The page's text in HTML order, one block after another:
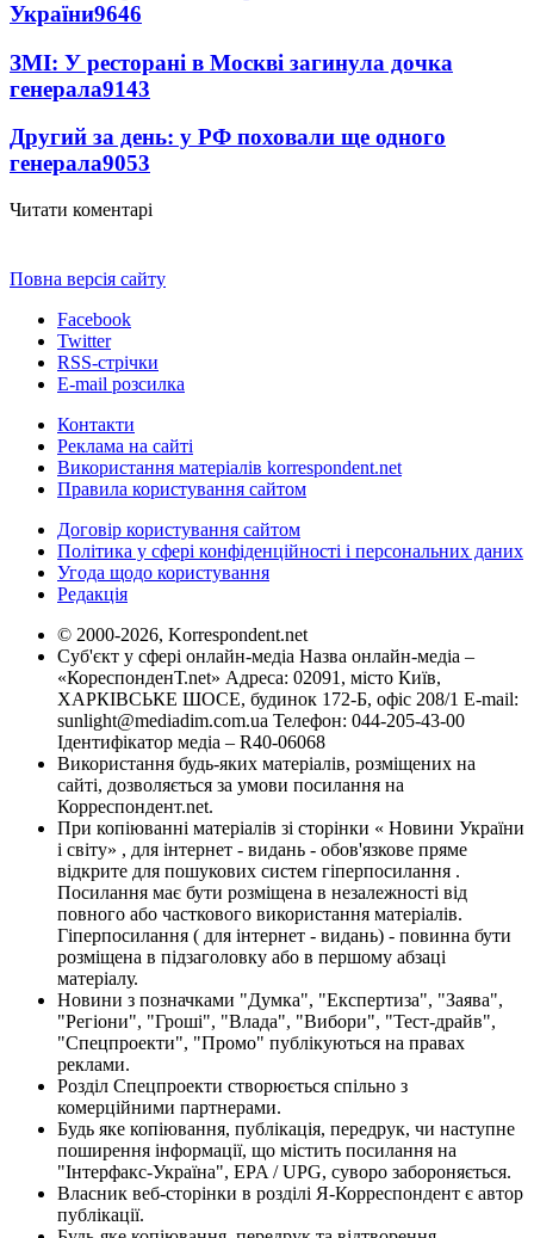
України9646
ЗМІ: У ресторані в Москві загинула дочка
генерала9143
Другий за день: у РФ поховали ще одного
генерала9053
Читати коментарі
Повна версія сайту
Facebook
Twitter
RSS-стрічки
E-mail розсилка
Контакти
Реклама на сайті
Використання матеріалів korrespondent.net
Правила користування сайтом
Договір користування сайтом
Політика у сфері конфіденційності і персональних даних
Угода щодо користування
Редакція
© 2000-2026, Korrespondent.net
Суб'єкт у сфері онлайн-медіа Назва онлайн-медіа –
«КореспонденТ.net» Адреса: 02091, місто Київ,
ХАРКІВСЬКЕ ШОСЕ, будинок 172-Б, офіс 208/1 E-mail:
sunlight@mediadim.com.ua Телефон: 044-205-43-00
Ідентифікатор медіа – R40-06068
Використання будь-яких матеріалів, розміщених на
сайті, дозволяється за умови посилання на
Корреспондент.net.
При копіюванні матеріалів зі сторінки « Новини України
і світу» , для інтернет - видань - обов'язкове пряме
відкрите для пошукових систем гіперпосилання .
Посилання має бути розміщена в незалежності від
повного або часткового використання матеріалів.
Гіперпосилання ( для інтернет - видань) - повинна бути
розміщена в підзаголовку або в першому абзаці
матеріалу.
Новини з позначками "Думка", "Експертиза", "Заява",
"Регіони", "Гроші", "Влада", "Вибори", "Тест-драйв",
"Спецпроекти", "Промо" публікуються на правах
реклами.
Розділ Спецпроекти створюється спільно з
комерційними партнерами.
Будь яке копіювання, публікація, передрук, чи наступне
поширення інформації, що містить посилання на
"Інтерфакс-Україна", EPA / UPG, суворо забороняється.
Власник веб-сторінки в розділі Я-Корреспондент є автор
публікації.